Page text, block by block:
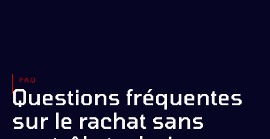
FAQ
Questions fréquentes
sur le rachat sans